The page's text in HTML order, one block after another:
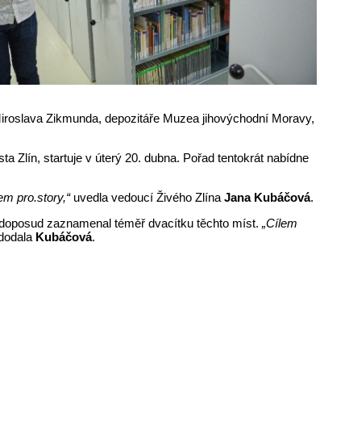
Zikmunda, depozitáře Muzea jihovýchodní Moravy,
Zlín, startuje v úterý 20. dubna. Pořad tentokrát nabídne
pro.story,“uvedla vedoucí Živého ZlínaJana Kubáčová.
zaznamenal téměř dvacítku těchto míst. „Cílem
Kubáčová.